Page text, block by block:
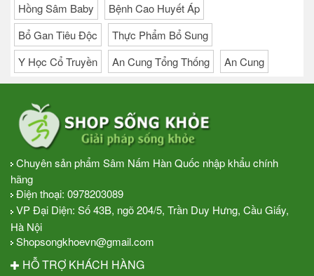
Hồng Sâm Baby
Bệnh Cao Huyết Áp
Bổ Gan Tiêu Độc
Thực Phẩm Bổ Sung
Y Học Cổ Truyền
An Cung Tổng Thống An Cung
Chuyên sản phẩm Sâm Nấm Hàn Quốc nhập khẩu chính
hãng
Điện thoại: 0978203089
VP Đại Diện: Số 43B, ngõ 204/5, Trần Duy Hưng, Cầu Giấy,
Hà Nội
Shopsongkhoevn@gmail.com
HỖ TRỢ KHÁCH HÀNG